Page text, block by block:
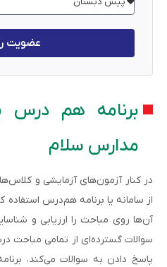
عضویت
برنامه هم درس
مدارس سلام
در کنار آزمون‌های آزمایشی و
از سامانه یا برنامه هم‌درس
آن‌ها روی مباحث را ارزیابی و
سوالات گسترده‌ای از تمامی
پاسخ دادن به سوالات می‌کند،